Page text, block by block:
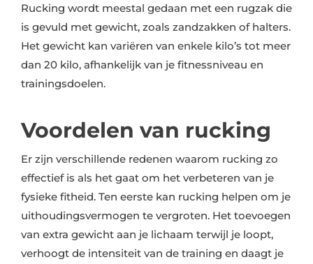
Rucking wordt meestal gedaan met een rugzak die
is gevuld met gewicht, zoals zandzakken of halters.
Het gewicht kan variëren van enkele kilo’s tot meer
dan 20 kilo, afhankelijk van je fitnessniveau en
trainingsdoelen.
Voordelen van rucking
Er zijn verschillende redenen waarom rucking zo
effectief is als het gaat om het verbeteren van je
fysieke fitheid. Ten eerste kan rucking helpen om je
uithoudingsvermogen te vergroten. Het toevoegen
van extra gewicht aan je lichaam terwijl je loopt,
verhoogt de intensiteit van de training en daagt je